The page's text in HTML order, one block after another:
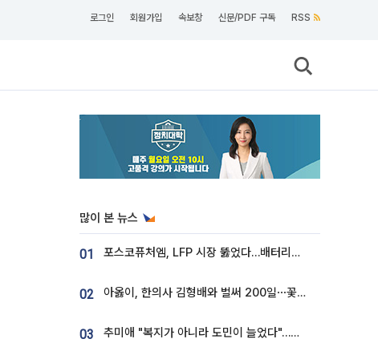
로그인 회원가입 속보창 신문/PDF 구독 RSS
많이 본 뉴스
01 포스코퓨처엠, LFP 시장 뚫었다…배터리사와 대규모 장기 공급 합의
02 아옳이, 한의사 김형배와 벌써 200일⋯꽃다발 들고 "프러포즈 아냐"
03 추미애 "복지가 아니라 도민이 늘었다"…재정난 책임론 정면돌파